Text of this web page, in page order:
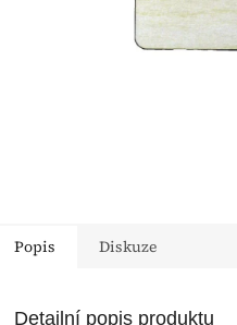
Popis Diskuze
Detailní popis produktu